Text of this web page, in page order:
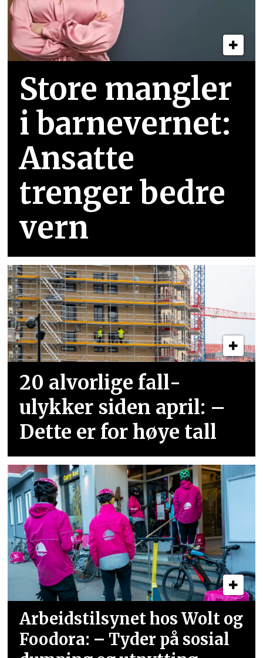
Store mangler
i barnevernet:
Ansatte
trenger bedre
vern
20 alvorlige fall­
ulykker siden april: –
Dette er for høye tall
Arbeidstilsynet hos Wolt og
Foodora: – Tyder på sosial